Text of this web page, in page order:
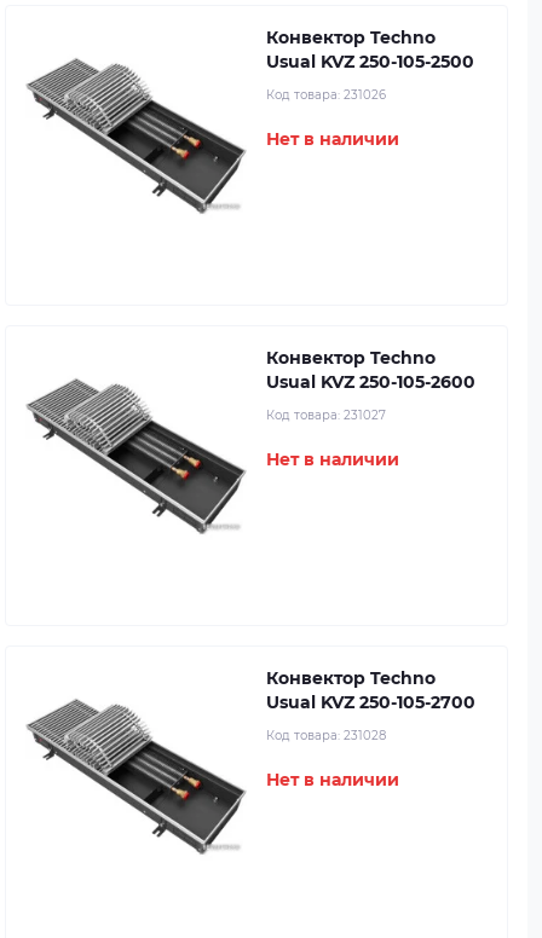
Конвектор Techno
Usual KVZ 250-105-2500
Код товара: 231026
Нет в наличии
Конвектор Techno
Usual KVZ 250-105-2600
Код товара: 231027
Нет в наличии
Конвектор Techno
Usual KVZ 250-105-2700
Код товара: 231028
Нет в наличии